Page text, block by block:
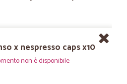
x nespresso caps x10
non è disponibile